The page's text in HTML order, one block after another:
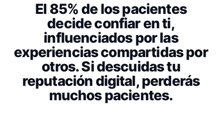
El 85% de los pacientes
decide confiar en ti,
influenciados por las
experiencias compartidas por
otros. Si descuidas tu
reputación digital, perderás
muchos pacientes.